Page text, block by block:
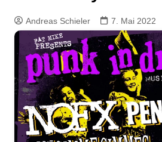
Andreas Schieler 7. Mai 2022